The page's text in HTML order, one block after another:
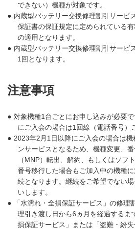
できない）機種が対象です。
● 内蔵型バッテリー交換修理割引サービ
保証書の保証規定に定められている
の適用となります。
● 内蔵型バッテリー交換修理割引サービ
1回となります。
注意事項
● 対象機種1台ごとにお申し込みが必要
にご入会の場合は1回線（電話番号）
● 2023年2月1日以降にご入会の場合は
ンサービスとなるため、機種変更、
（MNP）転出、解約、もしくはソフ
番号移行した場合もご加入中の機種
続となります。継続をご希望でない
いします。
●
「水濡れ・全損保証サービス」の修理
理引き渡し日から6ヵ月を経過するま
損保証サービス」または「盗難・紛